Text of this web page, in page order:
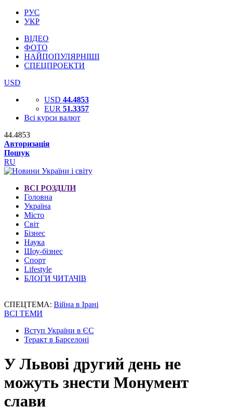
РУС
УКР
ВІДЕО
ФОТО
НАЙПОПУЛЯРНІШІ
СПЕЦПРОЕКТИ
USD
USD 44.4853
EUR 51.3357
Всі курси валют
44.4853
Авторизація
Пошук
RU
ВСІ РОЗДІЛИ
Головна
Україна
Місто
Світ
Бізнес
Наука
Шоу-бізнес
Спорт
Lifestyle
БЛОГИ ЧИТАЧІВ
СПЕЦТЕМА: Війна в Ірані
ВСІ ТЕМИ
Вступ України в ЄС
Теракт в Барселоні
У Львові другий день не
можуть знести Монумент
слави